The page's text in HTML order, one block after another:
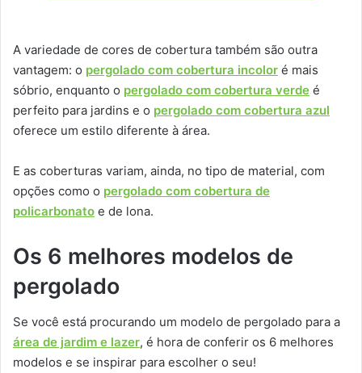
A variedade de cores de cobertura também são outra
vantagem: o pergolado com cobertura incolor é mais
sóbrio, enquanto o pergolado com cobertura verde é
perfeito para jardins e o pergolado com cobertura azul
oferece um estilo diferente à área.
E as coberturas variam, ainda, no tipo de material, com
opções como o pergolado com cobertura de
policarbonato e de lona.
Os 6 melhores modelos de
pergolado
Se você está procurando um modelo de pergolado para a
área de jardim e lazer, é hora de conferir os 6 melhores
modelos e se inspirar para escolher o seu!